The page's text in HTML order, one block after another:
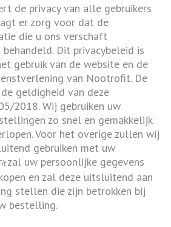
de privacy van alle gebruikers
er zorg voor dat de
die u ons verschaft
Dit privacybeleid is
gebruik van de website en de
van Nootrofit. De
geldigheid van deze
2018.Wij gebruiken uw
zo snel en gemakkelijk
Voor het overige zullen wij
gebruiken met uw
zal uw persoonlijke gegevens
en zal deze uitsluitend aan
stellen die zijn betrokken bij
bestelling.